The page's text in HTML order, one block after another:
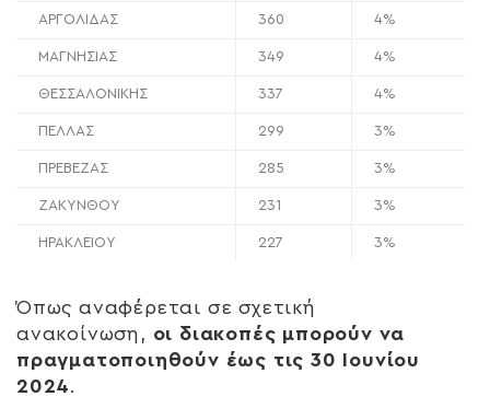
ΑΡΓΟΛΙΔΑΣ 360 4%
ΜΑΓΝΗΣΙΑΣ 349 4%
ΘΕΣΣΑΛΟΝΙΚΗΣ 337 4%
ΠΕΛΛΑΣ 299 3%
ΠΡΕΒΕΖΑΣ 285 3%
ΖΑΚΥΝΘΟΥ 231 3%
ΗΡΑΚΛΕΙΟΥ 227 3%
Όπως αναφέρεται σε σχετική
ανακοίνωση, οι διακοπές μπορούν να
πραγματοποιηθούν έως τις 30 Ιουνίου
2024.